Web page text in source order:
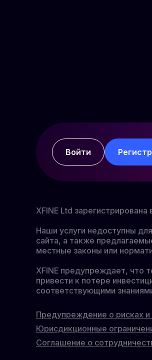
Войти
XFINE Ltd
Наши услуги недоступны
сайта, а также
местные законы или
XFINE предупреждает, что
привести к потере
соответствующими
Предупреждение о рисках и
Юрисдикционные
Соглашение о